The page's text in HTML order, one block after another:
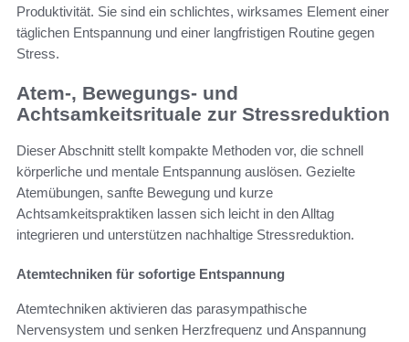
Produktivität. Sie sind ein schlichtes, wirksames Element einer
täglichen Entspannung und einer langfristigen Routine gegen
Stress.
Atem-, Bewegungs- und
Achtsamkeitsrituale zur Stressreduktion
Dieser Abschnitt stellt kompakte Methoden vor, die schnell
körperliche und mentale Entspannung auslösen. Gezielte
Atemübungen, sanfte Bewegung und kurze
Achtsamkeitspraktiken lassen sich leicht in den Alltag
integrieren und unterstützen nachhaltige Stressreduktion.
Atemtechniken für sofortige Entspannung
Atemtechniken aktivieren das parasympathische
Nervensystem und senken Herzfrequenz und Anspannung